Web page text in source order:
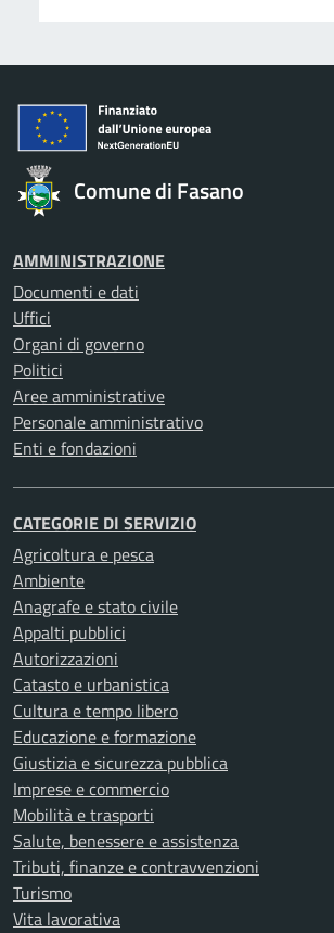
Comune di Fasano
AMMINISTRAZIONE
Documenti e dati
Uffici
Organi di governo
Politici
Aree amministrative
Personale amministrativo
Enti e fondazioni
CATEGORIE DI SERVIZIO
Agricoltura e pesca
Ambiente
Anagrafe e stato civile
Appalti pubblici
Autorizzazioni
Catasto e urbanistica
Cultura e tempo libero
Educazione e formazione
Giustizia e sicurezza pubblica
Imprese e commercio
Mobilità e trasporti
Salute, benessere e assistenza
Tributi, finanze e contravvenzioni
Turismo
Vita lavorativa